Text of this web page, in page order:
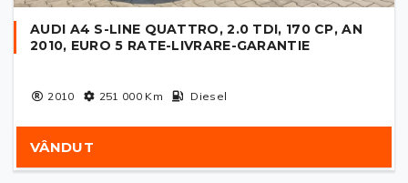
AUDI A4 S-LINE QUATTRO, 2.0 TDI, 170 CP, AN
2010, EURO 5 RATE-LIVRARE-GARANTIE
2010 251 000Km Diesel
VÂNDUT